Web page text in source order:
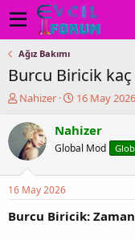
Ağız Bakımı
Burcu Biricik kaç
K
n
u
y
b
a
ş
Nahizer
B
ş
a
ç
16 May 2026
Nahizer
Global Mod
16 May 2026
Burcu Biricik: